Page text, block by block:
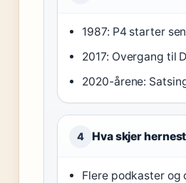
1987: P4 starter
2017: Overgang til
2020-årene:
4 Hva skjer
Flere podkaster